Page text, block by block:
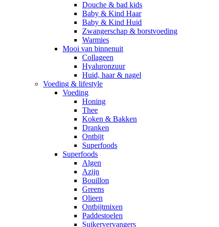
Douche & bad kids
Baby & Kind Haar
Baby & Kind Huid
Zwangerschap & borstvoeding
Warmies
Mooi van binnenuit
Collageen
Hyaluronzuur
Huid, haar & nagel
Voeding & lifestyle
Voeding
Honing
Thee
Koken & Bakken
Dranken
Ontbijt
Superfoods
Superfoods
Algen
Azijn
Bouillon
Greens
Olieen
Ontbijtmixen
Paddestoelen
Suikervervangers